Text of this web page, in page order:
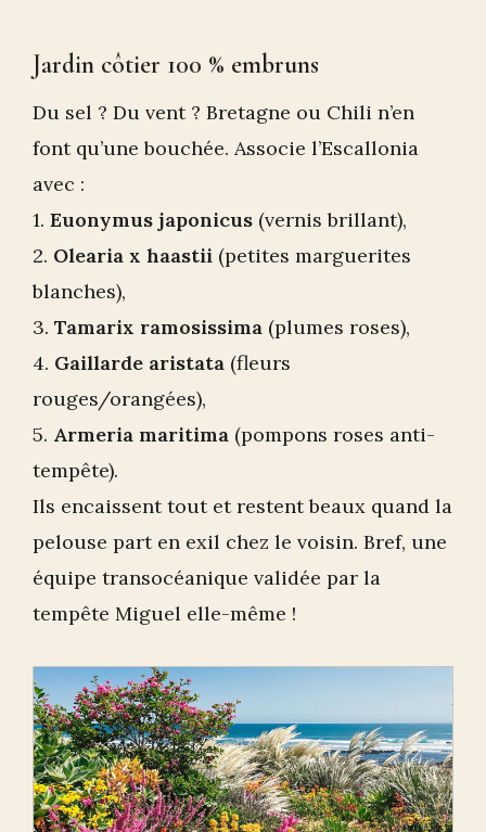
Jardin côtier 100 % embruns
Du sel ? Du vent ? Bretagne ou Chili n’en
font qu’une bouchée. Associe l’Escallonia
avec :
1. Euonymus japonicus (vernis brillant),
2. Olearia x haastii (petites marguerites
blanches),
3. Tamarix ramosissima (plumes roses),
4. Gaillarde aristata (fleurs
rouges/orangées),
5. Armeria maritima (pompons roses anti-
tempête).
Ils encaissent tout et restent beaux quand la
pelouse part en exil chez le voisin. Bref, une
équipe transocéanique validée par la
tempête Miguel elle-même !